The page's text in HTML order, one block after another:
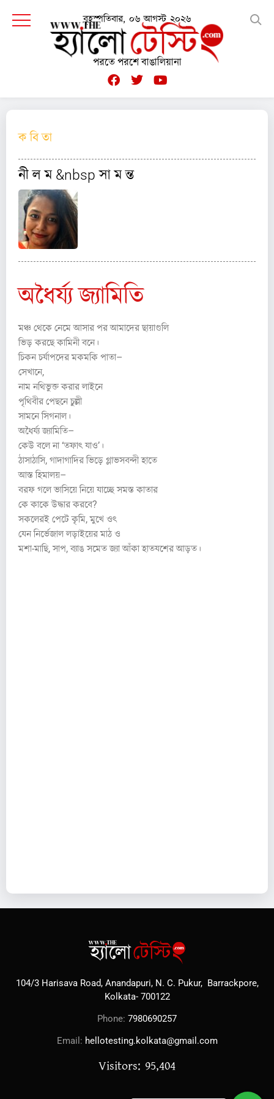
বৃহস্পতিবার, ০৬ আগস্ট ২০২৬
পরতে পরশে বাঙালিয়ানা
ক বি তা
নী ল ম &nbsp সা ম ন্ত
অধৈর্য্য জ্যামিতি
মঞ্চ থেকে নেমে আসার পর আমাদের ছায়াগুলি
ভিড় করছে কামিনী বনে।
চিকন চর্যাপদের মকমকি পাতা–
সেখানে,
নাম নথিভুক্ত করার লাইনে
পৃথিবীর পেছনে চুল্লী
সামনে সিগনাল।
অধৈর্য্য জ্যামিতি–
কেউ বলে না ‘তফাৎ যাও’।
ঠাসাঠাসি, গাদাগাদির ভিড়ে গ্লাভসবন্দী হাতে
আস্ত হিমালয়–
বরফ গলে ভাসিয়ে নিয়ে যাচ্ছে সমস্ত কাতার
কে কাকে উদ্ধার করবে?
সকলেরই পেটে কৃমি, মুখে ওৎ
যেন নির্ভেজাল লড়াইয়ের মাঠ ও
মশা-মাছি, সাপ, ব্যাঙ সমেত জ্যা আঁকা হাতযশের আড়ত।
104/3 Harisava Road, Anandapuri, N. C. Pukur, Barrackpore,
Kolkata- 700122
Phone: 7980690257
Email: hellotesting.kolkata@gmail.com
Visitors: 95,404